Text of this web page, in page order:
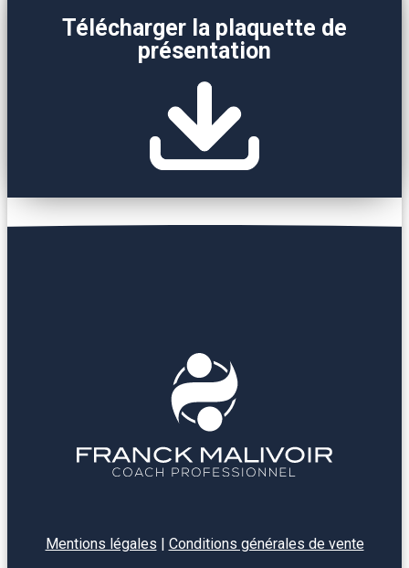
Télécharger la plaquette de
présentation
Mentions légales Conditions générales de vente